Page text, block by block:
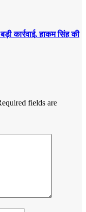
कार्रवाई, हाकम सिंह की
fields are